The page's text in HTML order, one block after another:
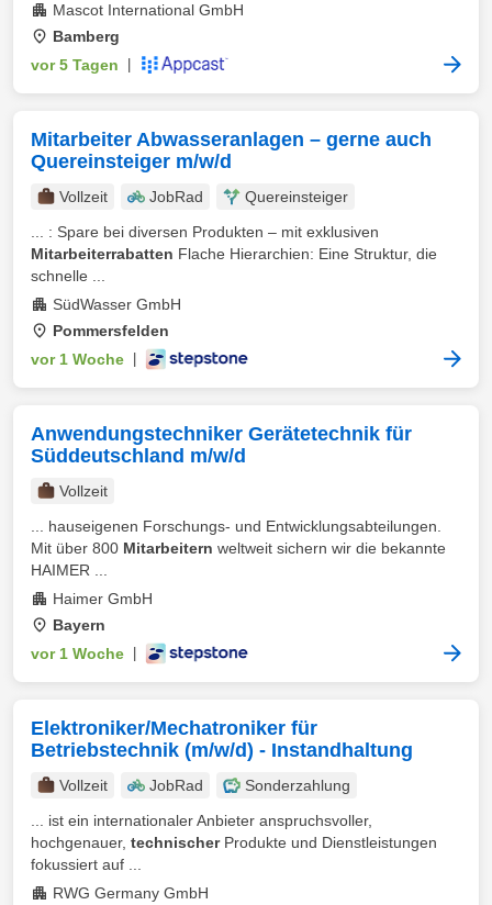
Mascot International GmbH
Bamberg
vor 5 Tagen
Mitarbeiter Abwasseranlagen – gerne auch
Quereinsteiger m/w/d
Vollzeit JobRad
Quereinsteiger
... : Spare bei diversen Produkten – mit exklusiven
Mitarbeiterrabatten Flache Hierarchien: Eine Struktur, die
schnelle ...
SüdWasser GmbH
Pommersfelden
vor 1 Woche
Anwendungstechniker Gerätetechnik für
Süddeutschland m/w/d
Vollzeit
... hauseigenen Forschungs- und Entwicklungsabteilungen.
Mit über 800 Mitarbeitern weltweit sichern wir die bekannte
HAIMER ...
Haimer GmbH
Bayern
vor 1 Woche
Elektroniker/Mechatroniker für
Betriebstechnik (m/w/d) - Instandhaltung
Vollzeit JobRad
Sonderzahlung
... ist ein internationaler Anbieter anspruchsvoller,
hochgenauer, technischerProdukte und Dienstleistungen
fokussiert auf ...
RWG Germany GmbH